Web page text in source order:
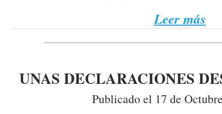
Leer más
UNAS DECLARACIONES
Publicado el 17 de